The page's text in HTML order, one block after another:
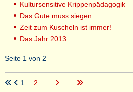
Kultursensitive Krippenpädagogik
Das Gute muss siegen
Zeit zum Kuscheln ist immer!
Das Jahr 2013
Seite 1 von 2
1 2